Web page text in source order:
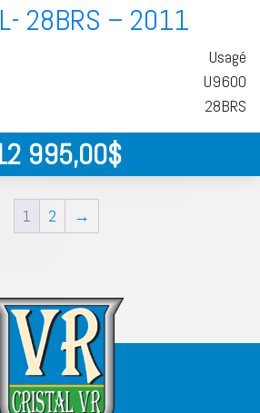
28BRS – 2011
Usagé
U9600
28BRS
995,00$
1 2 →